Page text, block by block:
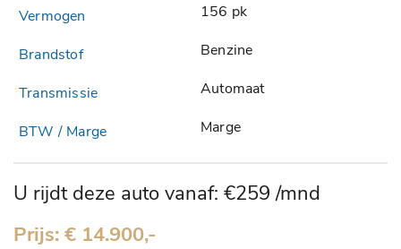
156 pk
Benzine
Automaat
Marge
U rijdt deze auto vanaf: €259 /mnd
Prijs: € 14.900,-